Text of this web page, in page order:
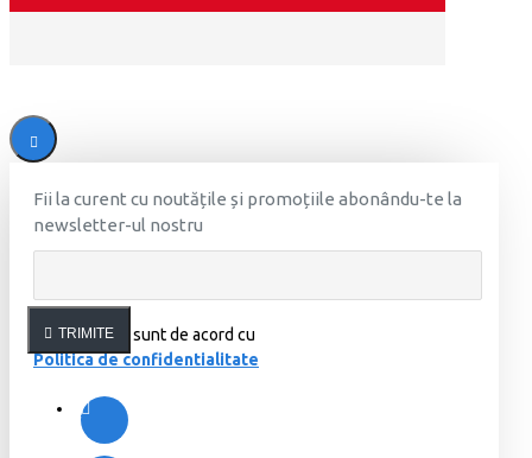
Fii la curent cu noutățile și promoțiile abonându-te la
newsletter-ul nostru
TRIMITE
Am citit şi sunt de acord cu
Politica de confidentialitate